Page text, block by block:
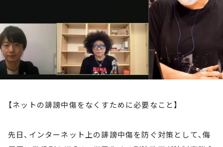
【ネットの誹謗中傷をなくすために必要なこと】
先日、インターネット上の誹謗中傷を防ぐ対策として、侮